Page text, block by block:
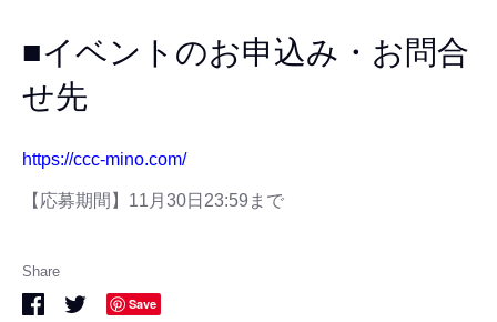
■イベントのお申込み・お問合
せ先
https://ccc-mino.com/
【応募期間】11月30日23:59まで
Share
ShareShareSave